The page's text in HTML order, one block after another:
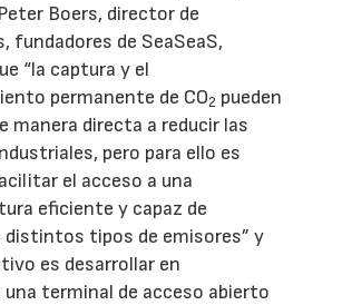
Boers, director de
fundadores de SeaSeaS,
“la captura y el
permanente de CO2 pueden
manera directa a reducir las
pero para ello es
el acceso a una
eficiente y capaz de
distintos tipos de emisores” y
es desarrollar en
terminal de acceso abierto